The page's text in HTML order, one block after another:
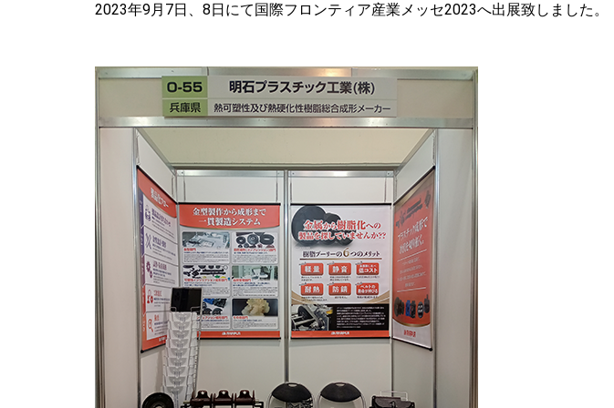
2023年9月7日、8日にて国際フロンティア産業メッセ2023へ出展致しました。